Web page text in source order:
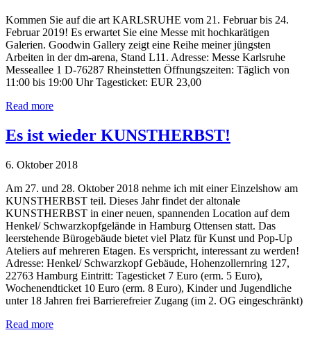
Kommen Sie auf die art KARLSRUHE vom 21. Februar bis 24.
Februar 2019! Es erwartet Sie eine Messe mit hochkarätigen
Galerien. Goodwin Gallery zeigt eine Reihe meiner jüngsten
Arbeiten in der dm-arena, Stand L11. Adresse: Messe Karlsruhe
Messeallee 1 D-76287 Rheinstetten Öffnungszeiten: Täglich von
11:00 bis 19:00 Uhr Tagesticket: EUR 23,00
Read more
Es ist wieder KUNSTHERBST!
6. Oktober 2018
Am 27. und 28. Oktober 2018 nehme ich mit einer Einzelshow am
KUNSTHERBST teil. Dieses Jahr findet der altonale
KUNSTHERBST in einer neuen, spannenden Location auf dem
Henkel/ Schwarzkopfgelände in Hamburg Ottensen statt. Das
leerstehende Bürogebäude bietet viel Platz für Kunst und Pop-Up
Ateliers auf mehreren Etagen. Es verspricht, interessant zu werden!
Adresse: Henkel/ Schwarzkopf Gebäude, Hohenzollernring 127,
22763 Hamburg Eintritt: Tagesticket 7 Euro (erm. 5 Euro),
Wochenendticket 10 Euro (erm. 8 Euro), Kinder und Jugendliche
unter 18 Jahren frei Barrierefreier Zugang (im 2. OG eingeschränkt)
Read more